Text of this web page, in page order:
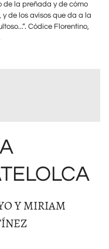
de la preñada y de cómo
de los avisos que da a la
Códice Florentino,
Y MIRIAM